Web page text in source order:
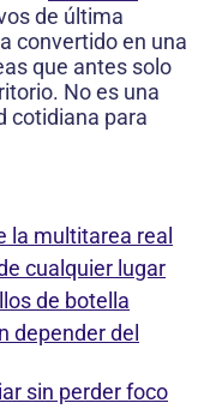
de última
convertido en una
que antes solo
No es una
cotidiana para
la multitarea real
cualquier lugar
de botella
depender del
sin perder foco